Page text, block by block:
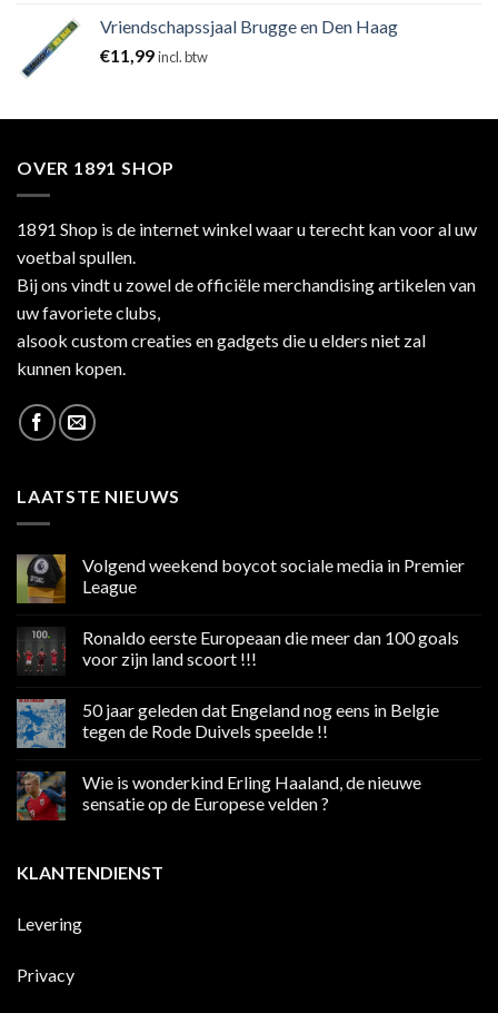
Vriendschapssjaal Brugge en Den Haag
€11,99incl. btw
OVER 1891 SHOP
1891 Shop is de internet winkel waar u terecht kan voor al uw
voetbal spullen.
Bij ons vindt u zowel de officiële merchandising artikelen van
uw favoriete clubs,
alsook custom creaties en gadgets die u elders niet zal
kunnen kopen.
LAATSTE NIEUWS
Volgend weekend boycot sociale media in Premier
League
op
weekend
media
in
Premier
Ronaldo eerste Europeaan die meer dan 100 goals
voor zijn land scoort !!!
op
Ronaldo
eerste
meer
100
land
scoort
50 jaar geleden dat Engeland nog eens in Belgie
tegen de Rode Duivels speelde !!
op
jaar
nog
eens
tegen
Wie is wonderkind Erling Haaland, de nieuwe
sensatie op de Europese velden ?
Wie
is
Haaland,
KLANTENDIENST
Levering
Privacy